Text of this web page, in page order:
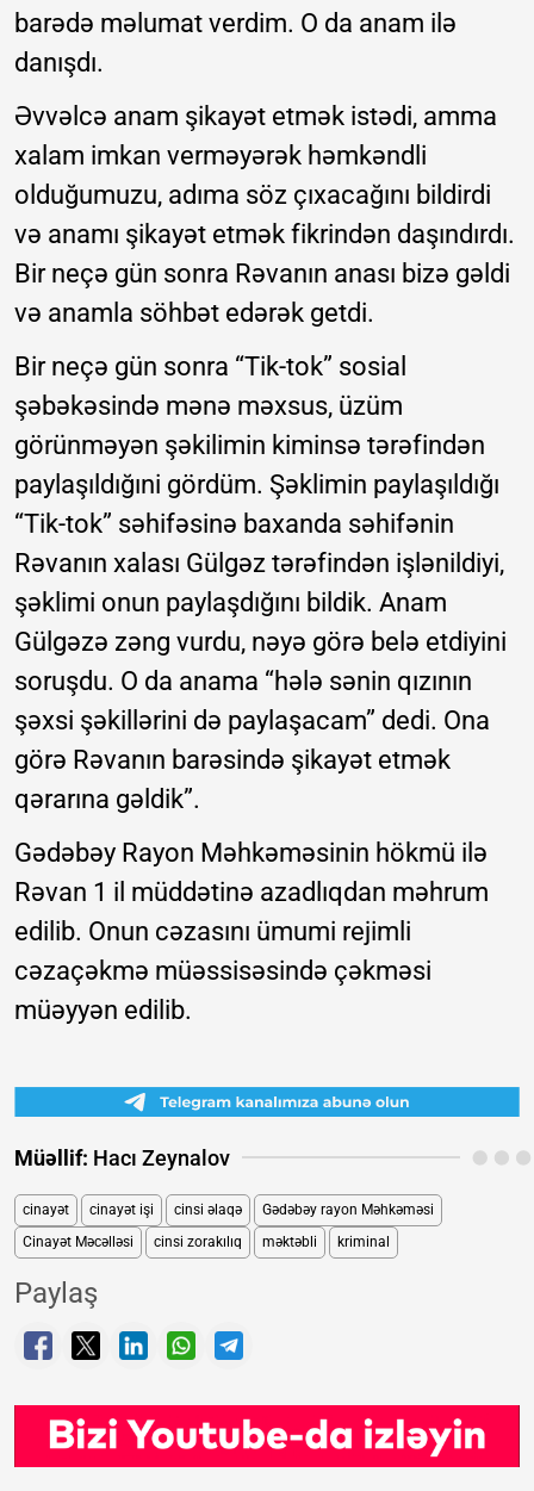
barədə məlumat verdim. O da anam ilə
danışdı.
Əvvəlcə anam şikayət etmək istədi, amma
xalam imkan verməyərək həmkəndli
olduğumuzu, adıma söz çıxacağını bildirdi
və anamı şikayət etmək fikrindən daşındırdı.
Bir neçə gün sonra Rəvanın anası bizə gəldi
və anamla söhbət edərək getdi.
Bir neçə gün sonra “Tik-tok” sosial
şəbəkəsində mənə məxsus, üzüm
görünməyən şəkilimin kiminsə tərəfindən
paylaşıldığıni gördüm. Şəklimin paylaşıldığı
“Tik-tok” səhifəsinə baxanda səhifənin
Rəvanın xalası Gülgəz tərəfindən işlənildiyi,
şəklimi onun paylaşdığını bildik. Anam
Gülgəzə zəng vurdu, nəyə görə belə etdiyini
soruşdu. O da anama “hələ sənin qızının
şəxsi şəkillərini də paylaşacam” dedi. Ona
görə Rəvanın barəsində şikayət etmək
qərarına gəldik”.
Gədəbəy Rayon Məhkəməsinin hökmü ilə
Rəvan 1 il müddətinə azadlıqdan məhrum
edilib. Onun cəzasını ümumi rejimli
cəzaçəkmə müəssisəsində çəkməsi
müəyyən edilib.
Müəllif: Hacı Zeynalov
cinayət cinayət işi cinsi əlaqə
Gədəbəy rayon Məhkəməsi
Cinayət Məcəlləsi
cinsi zorakılıq məktəbli kriminal
Paylaş